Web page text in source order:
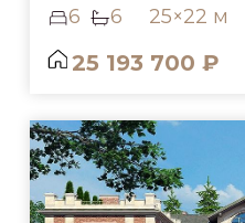
6 6 25×22 м
25 193 700 ₽